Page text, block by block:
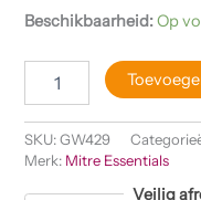
Beschikbaarheid:Op
SKU:GW429
Merk: Mitre Essentials
Veilig